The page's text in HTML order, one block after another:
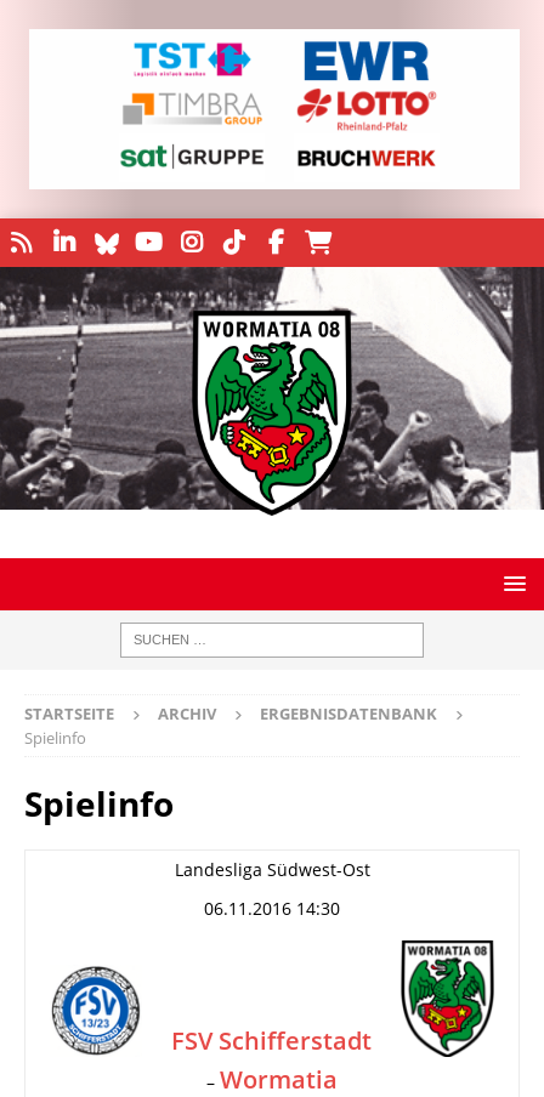
STARTSEITE ARCHIV
ERGEBNISDATENBANK
Spielinfo
Spielinfo
Landesliga Südwest-Ost
06.11.2016 14:30
FSV Schifferstadt
– Wormatia